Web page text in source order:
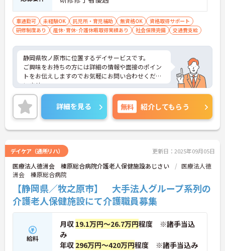
車通勤可 未経験OK 託児所・育児補助 無資格OK
資格取得サポート
研修制度あり
産休･育休･介護休暇取得実績あり 社会保険完備 交通費支給
静岡県牧ノ原市に位置するデイサービスです。
ご興味をお持ちの方には詳細の情報や面接のポイン
トをお伝えしますのでお気軽にお問い合わせくださ
いませ。
詳細を見る 無料 紹介してもらう
デイケア（通所リハ） 更新日：2025年09月05日
医療法人徳洲会 榛原総合病院介護老人保健施設あじさい
医療法人徳
洲会 榛原総合病院
【静岡県／牧之原市】 大手法人グループ系列の
介護老人保健施設にて介護職員募集
給料
月収 19.1万円～26.7万円程度 ※諸手当込
み
年収 296万円～420万円程度 ※諸手当込み